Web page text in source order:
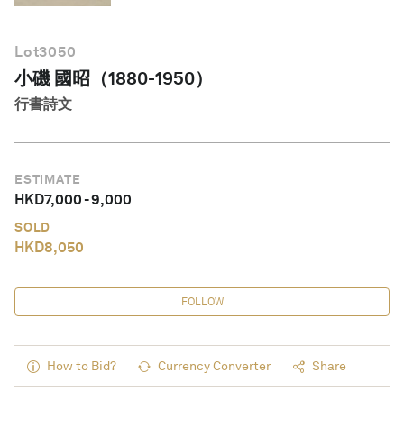
Lot3050
小磯 國昭（1880-1950）
行書詩文
ESTIMATE
HKD7,000-9,000
SOLD
HKD8,050
FOLLOW
How to Bid? Currency Converter Share